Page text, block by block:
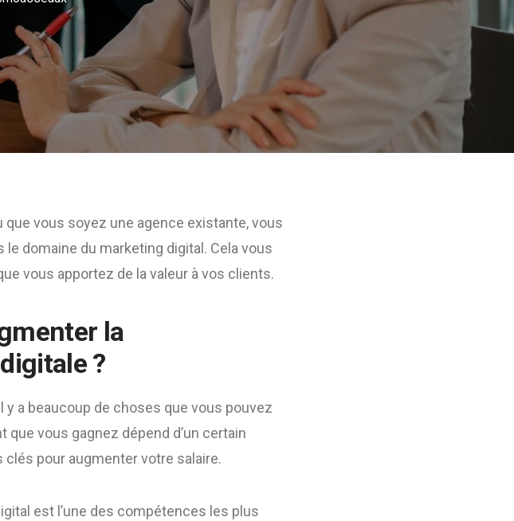
vous soyez une agence existante, vous
domaine du marketing digital. Cela vous
vous apportez de la valeur à vos clients.
la
?
a beaucoup de choses que vous pouvez
vous gagnez dépend d’un certain
pour augmenter votre salaire.
est l’une des compétences les plus